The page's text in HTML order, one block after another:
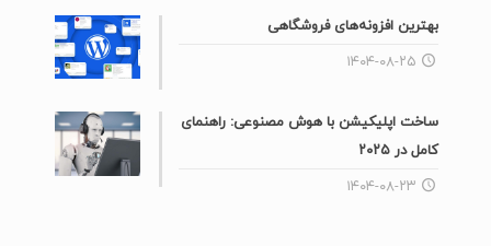
بهترین افزونه‌های فروشگاهی
۱۴۰۴-۰۸-۲۵
ساخت اپلیکیشن با هوش مصنوعی: راهنمای
کامل در ۲۰۲۵
۱۴۰۴-۰۸-۲۳